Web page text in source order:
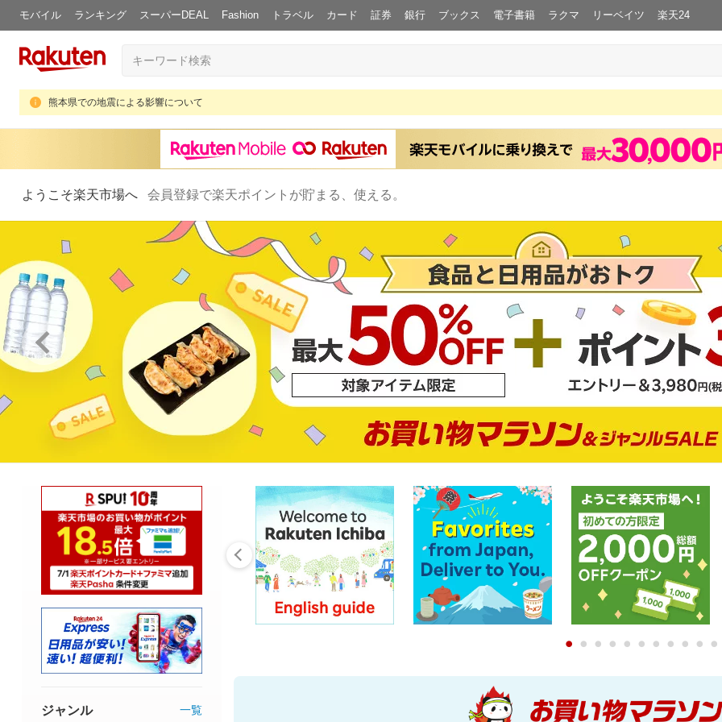
モバイル ランキング スーパーDEAL Fashion トラベル カード 証券 銀行 ブックス 電子書籍 ラクマ リーベイツ 楽天24
熊本県での地震による影響について
ようこそ楽天市場へ 会員登録で楽天ポイントが貯まる、使える。
0 1 2 3 4 5 6 7 8 9
ジャンル 一覧